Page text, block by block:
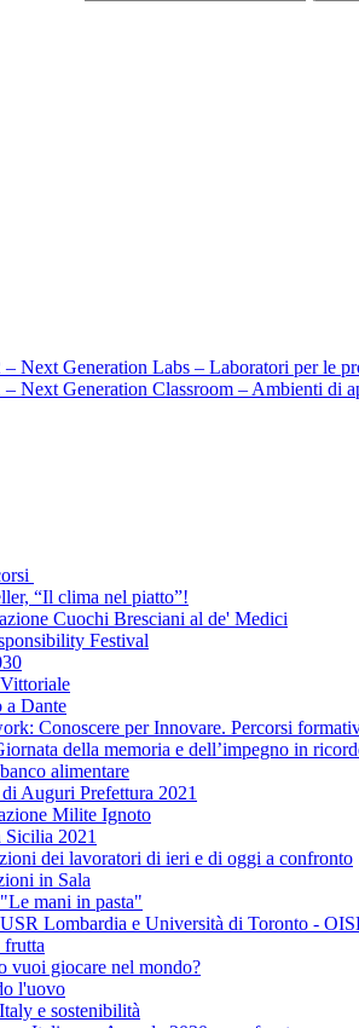
– Next Generation Labs – Laboratori per le
– Next Generation Classroom – Ambienti di
“Il clima nel piatto”!
Cuochi Bresciani al de' Medici
Festival
a Dante
Conoscere per Innovare. Percorsi
della memoria e dell’impegno in
alimentare
Auguri Prefettura 2021
Milite Ignoto
2021
dei lavoratori di ieri e di oggi a confronto
in Sala
mani in pasta"
Lombardia e Università di Toronto -
frutta
vuoi giocare nel mondo?
l'uovo
e sostenibilità